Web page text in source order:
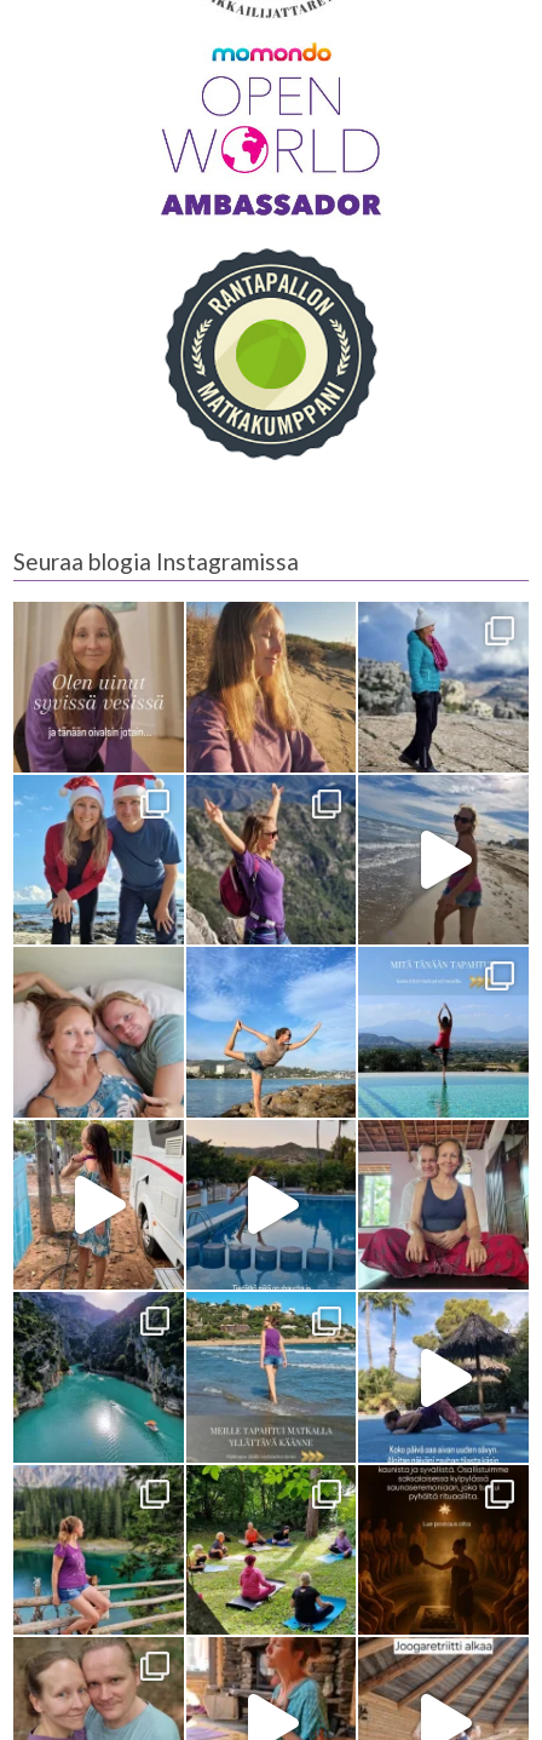
Seuraa blogia Instagramissa